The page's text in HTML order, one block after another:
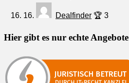
16. Dealfinder 🏆 3
Hier gibt es nur echte Angebote